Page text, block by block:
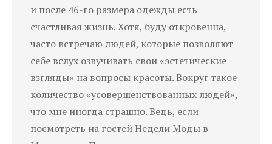
и после 46-го размера одежды есть
счастливая жизнь. Хотя, буду откровенна,
часто встречаю людей, которые позволяют
себе вслух озвучивать свои «эстетические
взгляды» на вопросы красоты. Вокруг такое
количество «усовершенствованных людей»,
что мне иногда страшно. Ведь, если
посмотреть на гостей Недели Моды в